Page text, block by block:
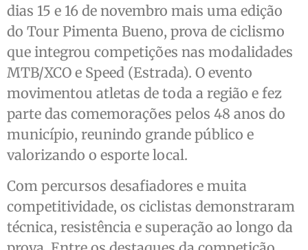
dias 15 e 16 de novembro mais uma edição
do Tour Pimenta Bueno, prova de ciclismo
que integrou competições nas modalidades
MTB/XCO e Speed (Estrada). O evento
movimentou atletas de toda a região e fez
parte das comemorações pelos 48 anos do
município, reunindo grande público e
valorizando o esporte local.
Com percursos desafiadores e muita
competitividade, os ciclistas demonstraram
técnica, resistência e superação ao longo da